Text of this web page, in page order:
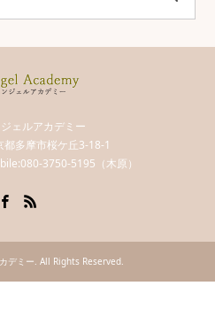
ェルアカデミー
多摩市桜ケ丘3-18-1
3750-5195（木原）
デミー . All Rights Reserved.